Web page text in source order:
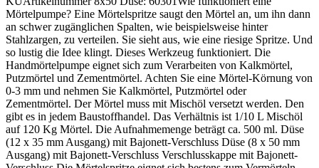
Mörtelpumpe? Eine Mörtelspritze saugt den Mörtel an, um ihn dann
an schwer zugänglichen Spalten, wie beispielsweise hinter
Stahlzargen, zu verteilen. Sie sieht aus, wie eine riesige Spritze. Und
so lustig die Idee klingt. Dieses Werkzeug funktioniert. Die
Handmörtelpumpe eignet sich zum Verarbeiten von Kalkmörtel,
Putzmörtel und Zementmörtel. Achten Sie eine Mörtel-Körnung von
0-3 mm und nehmen Sie Kalkmörtel, Putzmörtel oder
Zementmörtel. Der Mörtel muss mit Mischöl versetzt werden. Den
gibt es in jedem Baustoffhandel. Das Verhältnis ist 1/10 L Mischöl
auf 120 Kg Mörtel. Die Aufnahmemenge beträgt ca. 500 ml. Düse
(12 x 35 mm Ausgang) mit Bajonett-Verschluss Düse (8 x 50 mm
Ausgang) mit Bajonett-Verschluss Verschlusskappe mit Bajonett-